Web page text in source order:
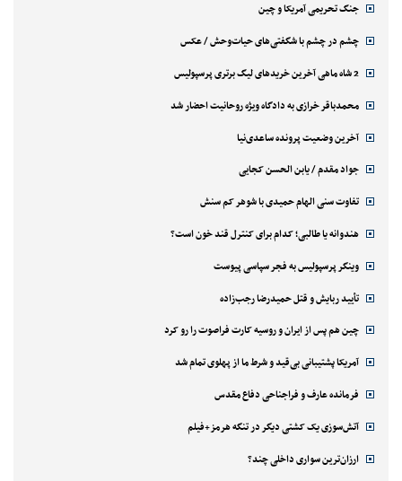
جنگ تحریمی آمریکا و چین
چشم در چشم با شگفتی‌های حیات‌وحش / عکس
2 شاه ماهی آخرین خریدهای لیگ برتری پرسپولیس
محمدباقر خرازی به دادگاه ویژه روحانیت احضار شد
آخرین وضعیت پرونده ساعدی‌نیا
جواد مقدم / یابن الحسن کجایی
تفاوت سنی الهام حمیدی با شوهر کم سنش
هندوانه یا طالبی؛ کدام‌ برای کنترل قند خون است؟
وینگر پرسپولیس به فجر سپاسی پیوست
تأیید ربایش و قتل حمیدرضا رجب‌زاده
چین هم پس از ایران و روسیه کارت فراصوت را رو کرد
آمریکا پشتیبانی بی‌قید و شرط ما از پهلوی تمام شد
فرمانده عارف و فراجناحی دفاع مقدس
آتش‌سوزی یک کشتی دیگر در تنگه هرمز+فیلم
ارزان‌ترین سواری داخلی چند؟